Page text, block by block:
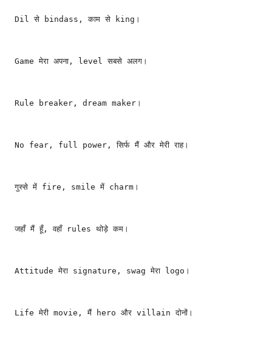
Dil से bindass, काम से king।
Game मेरा अपना, level सबसे अलग।
Rule breaker, dream maker।
No fear, full power, सिर्फ मैं और मेरी राह।
गुस्से में fire, smile में charm।
जहाँ मैं हूँ, वहाँ rules थोड़े कम।
Attitude मेरा signature, swag मेरा logo।
Life मेरी movie, मैं hero और villain दोनों।